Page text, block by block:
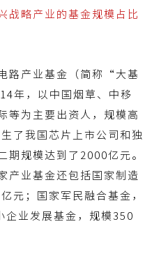
战略产业的基金规模占比
路产业基金（简称“大基
年，以中国烟草、中移
等为主要出资人，规模高
了我国芯片上市公司和独
期规模达到了2000亿元。
产业基金还包括国家制造
元；国家军民融合基金，
企业发展基金，规模350